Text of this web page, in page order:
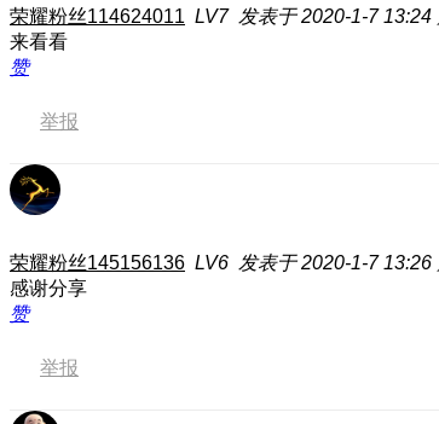
荣耀粉丝114624011 LV7 发表于 2020-1-7 13:24
来看看
赞
举报
荣耀粉丝145156136 LV6 发表于 2020-1-7 13:26
感谢分享
赞
举报